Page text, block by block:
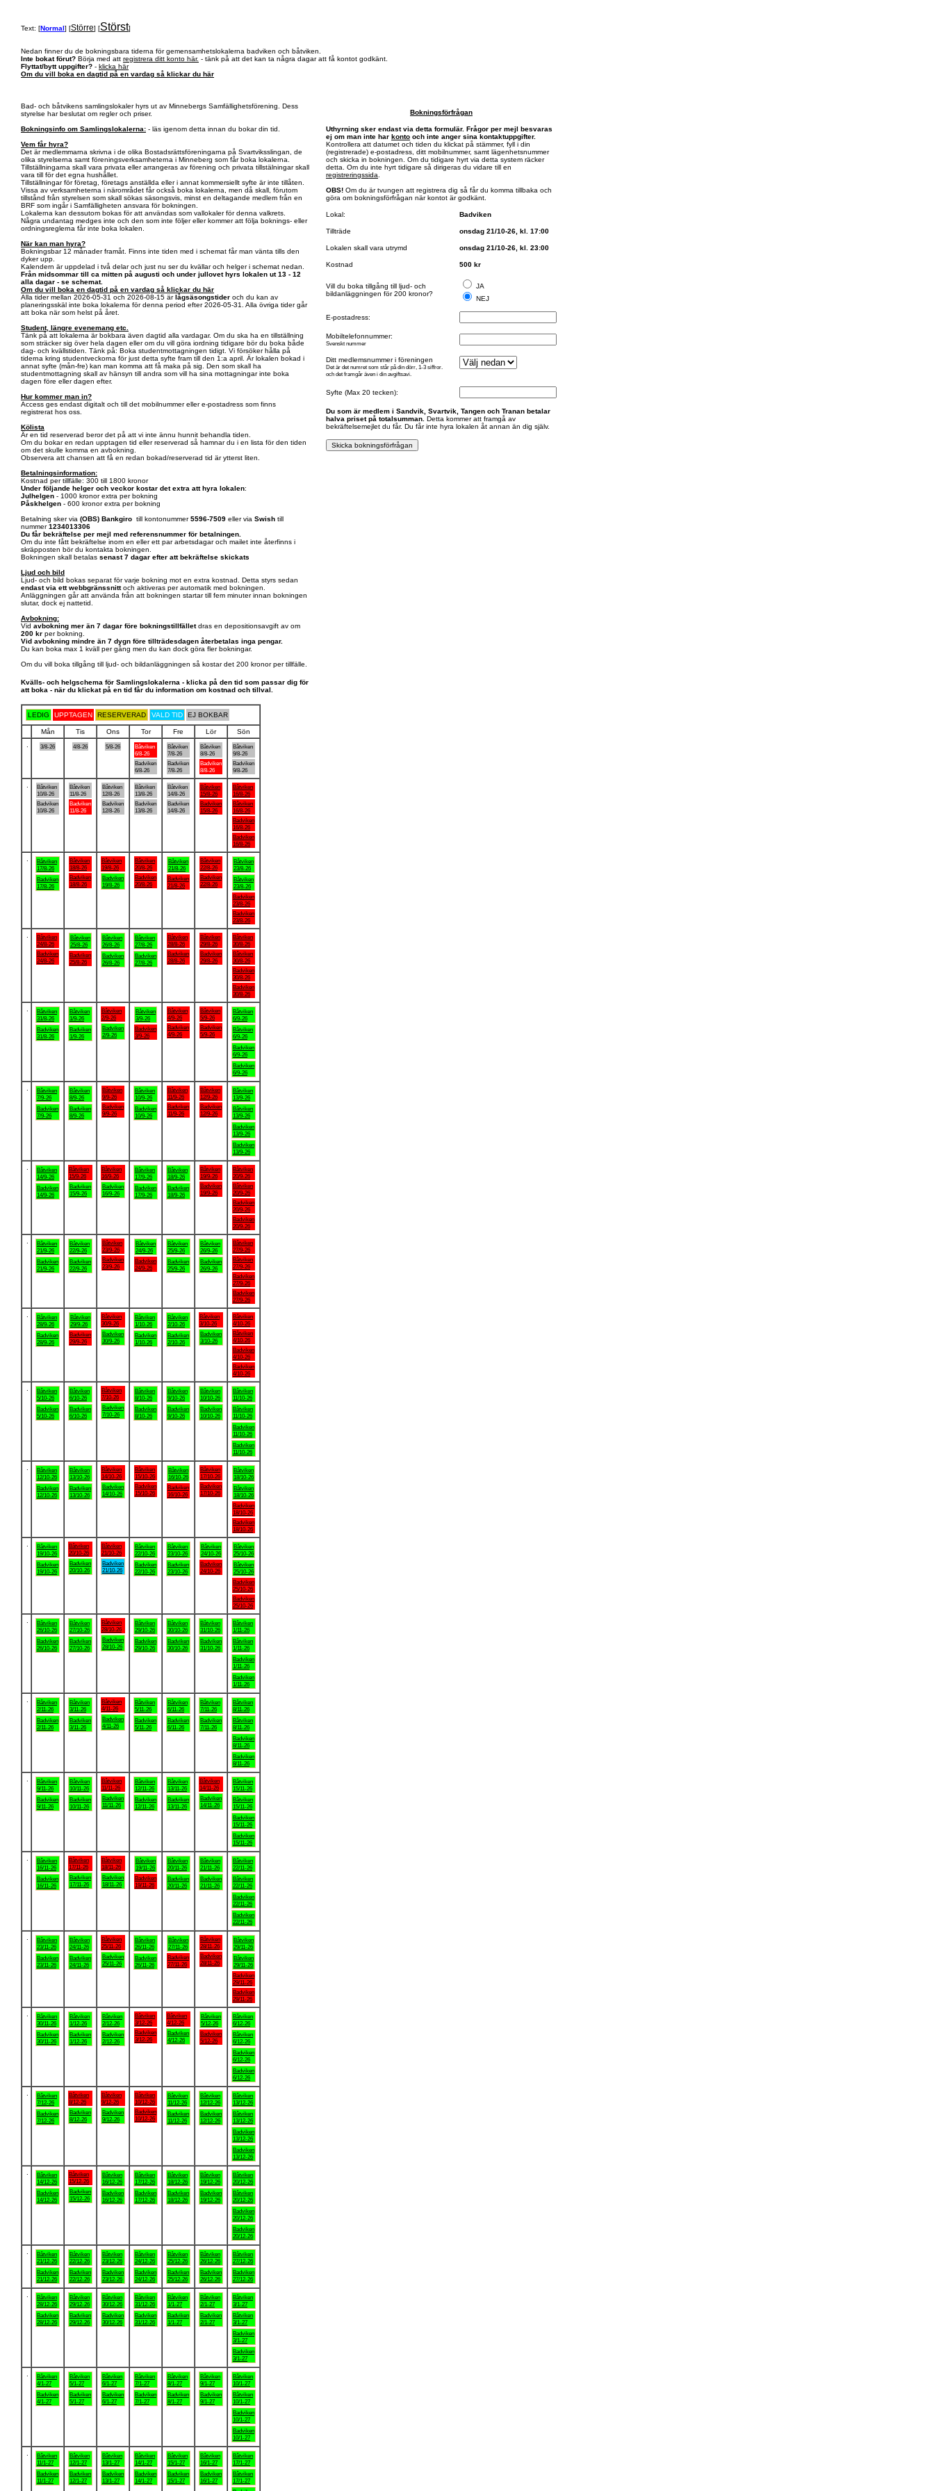
Text: [Normal] [Större] [Störst]
Nedan finner du de bokningsbara tiderna för gemensamhetslokalerna badviken och båtviken.
Inte bokat förut? Börja med att registrera ditt konto här. - tänk på att det kan ta några dagar att få kontot godkänt.
Flyttat/bytt uppgifter? - klicka här
Om du vill boka en dagtid på en vardag så klickar du här
Bad- och båtvikens samlingslokaler hyrs ut av Minnebergs Samfällighetsförening. Dess
styrelse har beslutat om regler och priser.
Bokningsinfo om Samlingslokalerna: - läs igenom detta innan du bokar din tid.
Vem får hyra?
Det är medlemmarna skrivna i de olika Bostadsrättsföreningarna på Svartviksslingan, de
olika styrelserna samt föreningsverksamheterna i Minneberg som får boka lokalerna.
Tillställningarna skall vara privata eller arrangeras av förening och privata tillstälningar skall
vara till för det egna hushållet.
Tillställningar för företag, företags anställda eller i annat kommersiellt syfte är inte tillåten.
Vissa av verksamheterna i närområdet får också boka lokalerna, men då skall, förutom
tillstånd från styrelsen som skall sökas säsongsvis, minst en deltagande medlem från en
BRF som ingår i Samfälligheten ansvara för bokningen.
Lokalerna kan dessutom bokas för att användas som vallokaler för denna valkrets.
Några undantag medges inte och den som inte följer eller kommer att följa boknings- eller
ordningsreglerna får inte boka lokalen.
När kan man hyra?
Bokningsbar 12 månader framåt. Finns inte tiden med i schemat får man vänta tills den
dyker upp.
Kalendern är uppdelad i två delar och just nu ser du kvällar och helger i schemat nedan.
Från midsommar till ca mitten på augusti och under jullovet hyrs lokalen ut 13 - 12
alla dagar - se schemat.
Om du vill boka en dagtid på en vardag så klickar du här
Alla tider mellan 2026-05-31 och 2026-08-15 ärlågsäsongstider och du kan av
planeringsskäl inte boka lokalerna för denna period efter 2026-05-31. Alla övriga tider går
att boka när som helst på året.
Student, längre evenemang etc.
Tänk på att lokalerna är bokbara även dagtid alla vardagar. Om du ska ha en tillställning
som sträcker sig över hela dagen eller om du vill göra iordning tidigare bör du boka både
dag- och kvällstiden. Tänk på: Boka studentmottagningen tidigt. Vi försöker hålla på
tiderna kring studentveckorna för just detta syfte fram till den 1:a april. Är lokalen bokad i
annat syfte (mån-fre) kan man komma att få maka på sig. Den som skall ha
studentmottagning skall av hänsyn till andra som vill ha sina mottagningar inte boka
dagen före eller dagen efter.
Hur kommer man in?
Access ges endast digitalt och till det mobilnummer eller e-postadress som finns
registrerat hos oss.
Kölista
Är en tid reserverad beror det på att vi inte ännu hunnit behandla tiden.
Om du bokar en redan upptagen tid eller reserverad så hamnar du i en lista för den tiden
om det skulle komma en avbokning.
Observera att chansen att få en redan bokad/reserverad tid är ytterst liten.
Betalningsinformation:
Kostnad per tillfälle: 300 till 1800 kronor
Under följande helger och veckor kostar det extra att hyra lokalen:
Julhelgen - 1000 kronor extra per bokning
Påskhelgen - 600 kronor extra per bokning
Betalning sker via (OBS) Bankgiro till kontonummer5596-7509 eller via Swish till
nummer1234013306
Du får bekräftelse per mejl med referensnummer för betalningen.
Om du inte fått bekräftelse inom en eller ett par arbetsdagar och mailet inte återfinns i
skräpposten bör du kontakta bokningen.
Bokningen skall betalas senast 7 dagar efter att bekräftelse skickats
Ljud och bild
Ljud- och bild bokas separat för varje bokning mot en extra kostnad. Detta styrs sedan
endast via ett webbgränssnittoch aktiveras per automatik med bokningen.
Anläggningen går att använda från att bokningen startar till fem minuter innan bokningen
slutar, dock ej nattetid.
Avbokning:
Vid avbokning mer än 7 dagar före bokningstillfälletdras en depositionsavgift av om
200 kr per bokning.
Vid avbokning mindre än 7 dygn före tillträdesdagen återbetalas inga pengar.
Du kan boka max 1 kväll per gång men du kan dock göra fler bokningar.
Om du vill boka tillgång till ljud- och bildanläggningen så kostar det 200 kronor per tillfälle.
Bokningsförfrågan
Uthyrning sker endast via detta formulär. Frågor per mejl besvaras
ej om man inte har konto och inte anger sina kontaktuppgifter.
Kontrollera att datumet och tiden du klickat på stämmer, fyll i din
(registrerade) e-postadress, ditt mobilnummer, samt lägenhetsnummer
och skicka in bokningen. Om du tidigare hyrt via detta system räcker
detta. Om du inte hyrt tidigare så dirigeras du vidare till en
registreringssida
OBS! Om du är tvungen att registrera dig så får du komma tillbaka och
göra om bokningsförfrågan när kontot är godkänt.
Lokal: Badviken
Tillträde onsdag 21/10-26, kl. 17:00
Lokalen skall vara utrymd onsdag 21/10-26, kl. 23:00
Kostnad 500 kr
Vill du boka tillgång till ljud- och
bildanläggningen för 200 kronor?
JA
NEJ
E-postadress:
Mobiltelefonnummer:
Svenskt nummer
Ditt medlemsnummer i föreningen
Det är det numret som står på din dörr, 1-3 siffror.
och det framgår även i din avgiftsavi.
Syfte (Max 20 tecken):
Du som är medlem i Sandvik, Svartvik, Tangen och Tranan betalar
halva priset på totalsumman. Detta kommer att framgå av
bekräftelsemejlet du får. Du får inte hyra lokalen åt annan än dig själv.
Kvälls- och helgschema för Samlingslokalerna - klicka på den tid som passar dig för
att boka - när du klickat på en tid får du information om kostnad och tillval.
LEDIG UPPTAGEN RESERVERAD VALD TID EJ BOKBAR
Mån Tis Ons Tor Fre Lör
Sön
3/8-26 4/8-26 5/8-26
Båtviken
6/8-26
Badviken
6/8-26
Båtviken
7/8-26
Badviken
7/8-26
Båtviken
8/8-26
Badviken
8/8-26
Båtviken
9/8-26
Badviken
9/8-26
Båtviken
10/8-26
Badviken
10/8-26
Båtviken
11/8-26
Badviken
11/8-26
Båtviken
12/8-26
Badviken
12/8-26
Båtviken
13/8-26
Badviken
13/8-26
Båtviken
14/8-26
Badviken
14/8-26
Båtviken
15/8-26
Badviken
15/8-26
Båtviken
16/8-26
Båtviken
16/8-26
Badviken
16/8-26
Badviken
16/8-26
Båtviken
17/8-26
Badviken
17/8-26
Båtviken
18/8-26
Badviken
18/8-26
Båtviken
19/8-26
Badviken
19/8-26
Båtviken
20/8-26
Badviken
20/8-26
Båtviken
21/8-26
Badviken
21/8-26
Båtviken
22/8-26
Badviken
22/8-26
Båtviken
23/8-26
Båtviken
23/8-26
Badviken
23/8-26
Badviken
23/8-26
Båtviken
24/8-26
Badviken
24/8-26
Båtviken
25/8-26
Badviken
25/8-26
Båtviken
26/8-26
Badviken
26/8-26
Båtviken
27/8-26
Badviken
27/8-26
Båtviken
28/8-26
Badviken
28/8-26
Båtviken
29/8-26
Badviken
29/8-26
Båtviken
30/8-26
Båtviken
30/8-26
Badviken
30/8-26
Badviken
30/8-26
Båtviken
31/8-26
Badviken
31/8-26
Båtviken
1/9-26
Badviken
1/9-26
Båtviken
2/9-26
Badviken
2/9-26
Båtviken
3/9-26
Badviken
3/9-26
Båtviken
4/9-26
Badviken
4/9-26
Båtviken
5/9-26
Badviken
5/9-26
Båtviken
6/9-26
Båtviken
6/9-26
Badviken
6/9-26
Badviken
6/9-26
Båtviken
7/9-26
Badviken
7/9-26
Båtviken
8/9-26
Badviken
8/9-26
Båtviken
9/9-26
Badviken
9/9-26
Båtviken
10/9-26
Badviken
10/9-26
Båtviken
11/9-26
Badviken
11/9-26
Båtviken
12/9-26
Badviken
12/9-26
Båtviken
13/9-26
Båtviken
13/9-26
Badviken
13/9-26
Badviken
13/9-26
Båtviken
14/9-26
Badviken
14/9-26
Båtviken
15/9-26
Badviken
15/9-26
Båtviken
16/9-26
Badviken
16/9-26
Båtviken
17/9-26
Badviken
17/9-26
Båtviken
18/9-26
Badviken
18/9-26
Båtviken
19/9-26
Badviken
19/9-26
Båtviken
20/9-26
Båtviken
20/9-26
Badviken
20/9-26
Badviken
20/9-26
Båtviken
21/9-26
Badviken
21/9-26
Båtviken
22/9-26
Badviken
22/9-26
Båtviken
23/9-26
Badviken
23/9-26
Båtviken
24/9-26
Badviken
24/9-26
Båtviken
25/9-26
Badviken
25/9-26
Båtviken
26/9-26
Badviken
26/9-26
Båtviken
27/9-26
Båtviken
27/9-26
Badviken
27/9-26
Badviken
27/9-26
Båtviken
28/9-26
Badviken
28/9-26
Båtviken
29/9-26
Badviken
29/9-26
Båtviken
30/9-26
Badviken
30/9-26
Båtviken
1/10-26
Badviken
1/10-26
Båtviken
2/10-26
Badviken
2/10-26
Båtviken
3/10-26
Badviken
3/10-26
Båtviken
4/10-26
Båtviken
4/10-26
Badviken
4/10-26
Badviken
4/10-26
Båtviken
5/10-26
Badviken
5/10-26
Båtviken
6/10-26
Badviken
6/10-26
Båtviken
7/10-26
Badviken
7/10-26
Båtviken
8/10-26
Badviken
8/10-26
Båtviken
9/10-26
Badviken
9/10-26
Båtviken
10/10-26
Badviken
10/10-26
Båtviken
11/10-26
Båtviken
11/10-26
Badviken
11/10-26
Badviken
11/10-26
Båtviken
12/10-26
Badviken
12/10-26
Båtviken
13/10-26
Badviken
13/10-26
Båtviken
14/10-26
Badviken
14/10-26
Båtviken
15/10-26
Badviken
15/10-26
Båtviken
16/10-26
Badviken
16/10-26
Båtviken
17/10-26
Badviken
17/10-26
Båtviken
18/10-26
Båtviken
18/10-26
Badviken
18/10-26
Badviken
18/10-26
Båtviken
19/10-26
Badviken
19/10-26
Båtviken
20/10-26
Badviken
20/10-26
Båtviken
21/10-26
Badviken
21/10-26
Båtviken
22/10-26
Badviken
22/10-26
Båtviken
23/10-26
Badviken
23/10-26
Båtviken
24/10-26
Badviken
24/10-26
Båtviken
25/10-26
Båtviken
25/10-26
Badviken
25/10-26
Badviken
25/10-26
Båtviken
26/10-26
Badviken
26/10-26
Båtviken
27/10-26
Badviken
27/10-26
Båtviken
28/10-26
Badviken
28/10-26
Båtviken
29/10-26
Badviken
29/10-26
Båtviken
30/10-26
Badviken
30/10-26
Båtviken
31/10-26
Badviken
31/10-26
Båtviken
1/11-26
Båtviken
1/11-26
Badviken
1/11-26
Badviken
1/11-26
Båtviken
2/11-26
Badviken
2/11-26
Båtviken
3/11-26
Badviken
3/11-26
Båtviken
4/11-26
Badviken
4/11-26
Båtviken
5/11-26
Badviken
5/11-26
Båtviken
6/11-26
Badviken
6/11-26
Båtviken
7/11-26
Badviken
7/11-26
Båtviken
8/11-26
Båtviken
8/11-26
Badviken
8/11-26
Badviken
8/11-26
Båtviken
9/11-26
Badviken
9/11-26
Båtviken
10/11-26
Badviken
10/11-26
Båtviken
11/11-26
Badviken
11/11-26
Båtviken
12/11-26
Badviken
12/11-26
Båtviken
13/11-26
Badviken
13/11-26
Båtviken
14/11-26
Badviken
14/11-26
Båtviken
15/11-26
Båtviken
15/11-26
Badviken
15/11-26
Badviken
15/11-26
Båtviken
16/11-26
Badviken
16/11-26
Båtviken
17/11-26
Badviken
17/11-26
Båtviken
18/11-26
Badviken
18/11-26
Båtviken
19/11-26
Badviken
19/11-26
Båtviken
20/11-26
Badviken
20/11-26
Båtviken
21/11-26
Badviken
21/11-26
Båtviken
22/11-26
Båtviken
22/11-26
Badviken
22/11-26
Badviken
22/11-26
Båtviken
23/11-26
Badviken
23/11-26
Båtviken
24/11-26
Badviken
24/11-26
Båtviken
25/11-26
Badviken
25/11-26
Båtviken
26/11-26
Badviken
26/11-26
Båtviken
27/11-26
Badviken
27/11-26
Båtviken
28/11-26
Badviken
28/11-26
Båtviken
29/11-26
Båtviken
29/11-26
Badviken
29/11-26
Badviken
29/11-26
Båtviken
30/11-26
Badviken
30/11-26
Båtviken
1/12-26
Badviken
1/12-26
Båtviken
2/12-26
Badviken
2/12-26
Båtviken
3/12-26
Badviken
3/12-26
Båtviken
4/12-26
Badviken
4/12-26
Båtviken
5/12-26
Badviken
5/12-26
Båtviken
6/12-26
Båtviken
6/12-26
Badviken
6/12-26
Badviken
6/12-26
Båtviken
7/12-26
Badviken
7/12-26
Båtviken
8/12-26
Badviken
8/12-26
Båtviken
9/12-26
Badviken
9/12-26
Båtviken
10/12-26
Badviken
10/12-26
Båtviken
11/12-26
Badviken
11/12-26
Båtviken
12/12-26
Badviken
12/12-26
Båtviken
13/12-26
Båtviken
13/12-26
Badviken
13/12-26
Badviken
13/12-26
Båtviken
14/12-26
Badviken
14/12-26
Båtviken
15/12-26
Badviken
15/12-26
Båtviken
16/12-26
Badviken
16/12-26
Båtviken
17/12-26
Badviken
17/12-26
Båtviken
18/12-26
Badviken
18/12-26
Båtviken
19/12-26
Badviken
19/12-26
Båtviken
20/12-26
Båtviken
20/12-26
Badviken
20/12-26
Badviken
20/12-26
Båtviken
21/12-26
Badviken
21/12-26
Båtviken
22/12-26
Badviken
22/12-26
Båtviken
23/12-26
Badviken
23/12-26
Båtviken
24/12-26
Badviken
24/12-26
Båtviken
25/12-26
Badviken
25/12-26
Båtviken
26/12-26
Badviken
26/12-26
Båtviken
27/12-26
Badviken
27/12-26
Båtviken
28/12-26
Badviken
28/12-26
Båtviken
29/12-26
Badviken
29/12-26
Båtviken
30/12-26
Badviken
30/12-26
Båtviken
31/12-26
Badviken
31/12-26
Båtviken
1/1-27
Badviken
1/1-27
Båtviken
2/1-27
Badviken
2/1-27
Båtviken
3/1-27
Båtviken
3/1-27
Badviken
3/1-27
Badviken
3/1-27
Båtviken
4/1-27
Badviken
4/1-27
Båtviken
5/1-27
Badviken
5/1-27
Båtviken
6/1-27
Badviken
6/1-27
Båtviken
7/1-27
Badviken
7/1-27
Båtviken
8/1-27
Badviken
8/1-27
Båtviken
9/1-27
Badviken
9/1-27
Båtviken
10/1-27
Båtviken
10/1-27
Badviken
10/1-27
Badviken
10/1-27
Båtviken
11/1-27
Badviken
11/1-27
Båtviken
12/1-27
Badviken
12/1-27
Båtviken
13/1-27
Badviken
13/1-27
Båtviken
14/1-27
Badviken
14/1-27
Båtviken
15/1-27
Badviken
15/1-27
Båtviken
16/1-27
Badviken
16/1-27
Båtviken
17/1-27
Båtviken
17/1-27